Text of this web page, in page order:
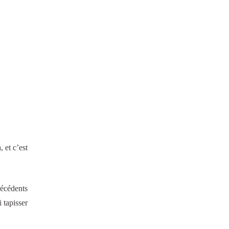
et c’est
tapisser